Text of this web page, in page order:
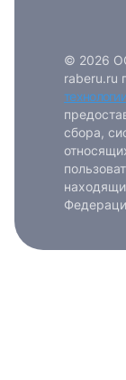
© 2026
raberu.ru
технологии
сбора,